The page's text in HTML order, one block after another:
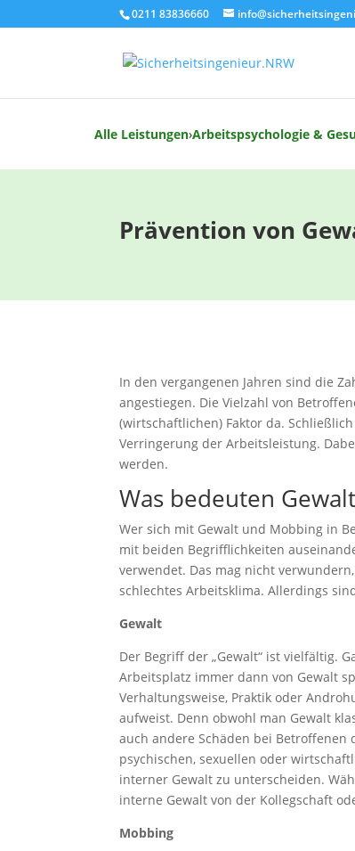
0211 83836660
Alle Leistungen›Arbeitspsychologie &
Prävention von
In den vergangenen Jahren sind die
angestiegen. Die Vielzahl von
(wirtschaftlichen) Faktor da.
Verringerung der Arbeitsleistung.
werden.
Was bedeuten
Wer sich mit Gewalt und Mobbing in
mit beiden Begrifflichkeiten
verwendet. Das mag nicht
schlechtes Arbeitsklima. Allerdings
Gewalt
Der Begriff der „Gewalt“ ist vielfältig.
Arbeitsplatz immer dann von Gewalt
Verhaltungsweise, Praktik oder
aufweist. Denn obwohl man Gewalt
auch andere Schäden bei
psychischen, sexuellen oder
interner Gewalt zu unterscheiden.
interne Gewalt von der Kollegschaft
Mobbing